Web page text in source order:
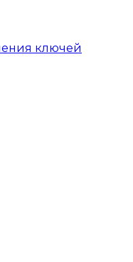
ключей